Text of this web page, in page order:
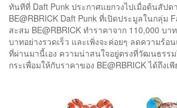
ทันทีที่ Daft Punk ประกาศแยกวงไปเมื่อต้นสัปด
BE@RBRICK Daft Punk ที่เปิดประมูลในกลุ่ม
สะสม BE@RBRICK ทำราคาจาก 110,000 บา
บาทอย่างรวดเร็ว และเพิ่งจะค่อยๆ ลดความร้อ
ที่ผ่านมานี้เอง ความน่าสนใจอยู่ตรงที่วัฒนธรร
กระเพื่อมให้กับราคาของ BE@RBRICK ได้ถึงเ